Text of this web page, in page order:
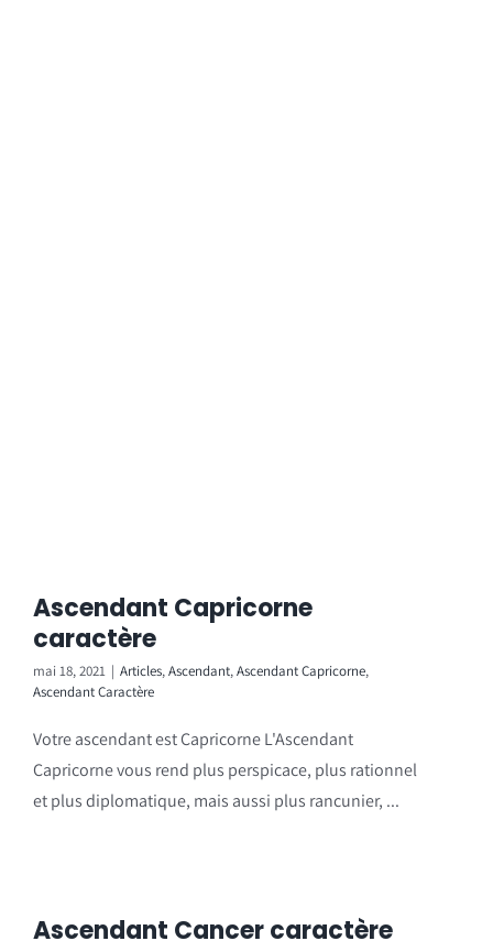
Ascendant Capricorne
caractère
mai 18, 2021 | Articles,Ascendant,Ascendant Capricorne,
Ascendant Caractère
Votre ascendant est Capricorne L'Ascendant
Capricorne vous rend plus perspicace, plus rationnel
et plus diplomatique, mais aussi plus rancunier, ...
Ascendant Cancer caractère